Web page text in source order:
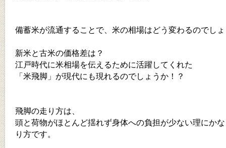
備蓄米が流通することで、米の相場はどう変わるのでし
新米と古米の価格差は？
江戸時代に米相場を伝えるために活躍してくれた
「米飛脚」が現代にも現れるのでしょうか！？
飛脚の走り方は、
頭と荷物がほとんど揺れず身体への負担が少ない理にか
り方です。